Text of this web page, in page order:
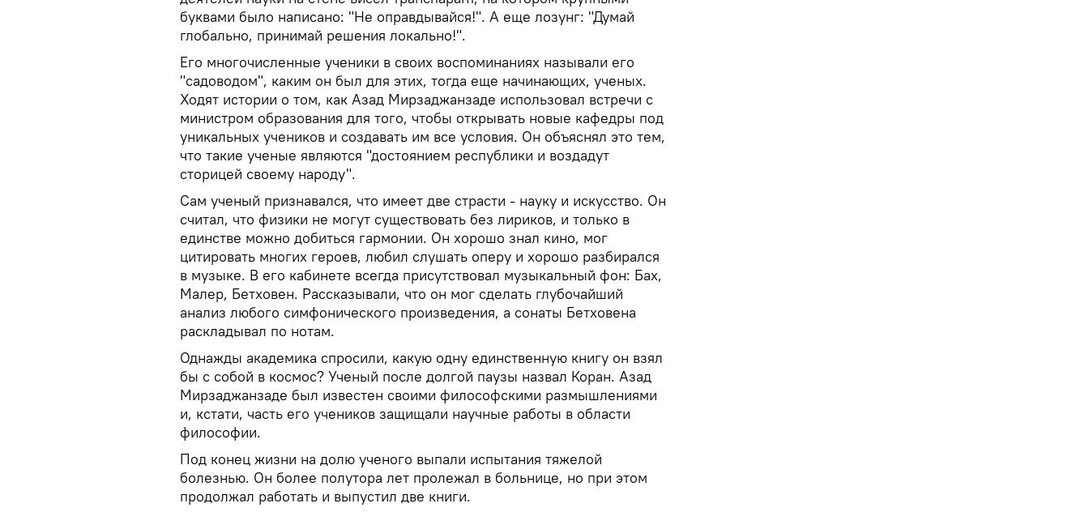
буквами было написано: "Не оправдывайся!". А еще лозунг: "Думай
глобально, принимай решения локально!".
Его многочисленные ученики в своих воспоминаниях называли его
"садоводом", каким он был для этих, тогда еще начинающих, ученых.
Ходят истории о том, как Азад Мирзаджанзаде использовал встречи с
министром образования для того, чтобы открывать новые кафедры под
уникальных учеников и создавать им все условия. Он объяснял это тем,
что такие ученые являются "достоянием республики и воздадут
сторицей своему народу".
Сам ученый признавался, что имеет две страсти - науку и искусство. Он
считал, что физики не могут существовать без лириков, и только в
единстве можно добиться гармонии. Он хорошо знал кино, мог
цитировать многих героев, любил слушать оперу и хорошо разбирался
в музыке. В его кабинете всегда присутствовал музыкальный фон: Бах,
Малер, Бетховен. Рассказывали, что он мог сделать глубочайший
анализ любого симфонического произведения, а сонаты Бетховена
раскладывал по нотам.
Однажды академика спросили, какую одну единственную книгу он взял
бы с собой в космос? Ученый после долгой паузы назвал Коран. Азад
Мирзаджанзаде был известен своими философскими размышлениями
и, кстати, часть его учеников защищали научные работы в области
философии.
Под конец жизни на долю ученого выпали испытания тяжелой
болезнью. Он более полутора лет пролежал в больнице, но при этом
продолжал работать и выпустил две книги.